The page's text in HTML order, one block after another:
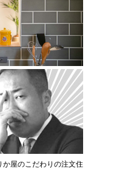
屋のこだわりの注文住